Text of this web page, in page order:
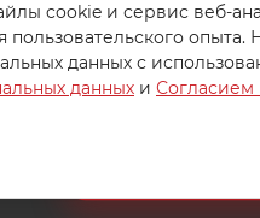
cookie и сервис веб-
пользовательского
данных с
данных и Согласием